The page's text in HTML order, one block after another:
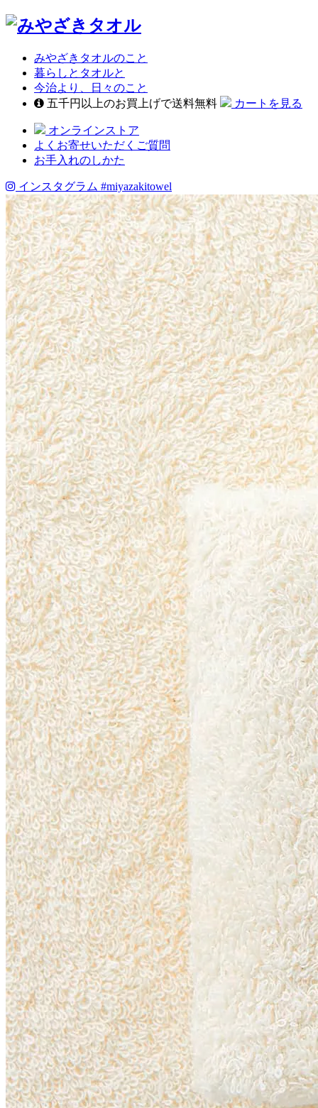
みやざきタオルのこと
暮らしとタオルと
今治より、日々のこと
五千円以上のお買上げで送料無料
カートを見る
オンラインストア
よくお寄せいただくご質問
お手入れのしかた
インスタグラム #miyazakitowel